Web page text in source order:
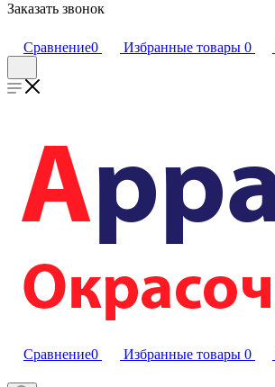
Заказать звонок
Сравнение0 Избранные товары 0
Сравнение0 Избранные товары 0